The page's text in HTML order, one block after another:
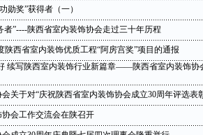
勋奖”获得者（一）
者”----陕西省室内装饰协会走过三十年历程
陕西省室内装饰优质工程“阿房宫奖”项目的通报
续写陕西室内装饰行业新篇章——陕西省室内装饰协
关于对“庆祝陕西省室内装饰协会成立30周年评选表
会工作交流会在陕召开